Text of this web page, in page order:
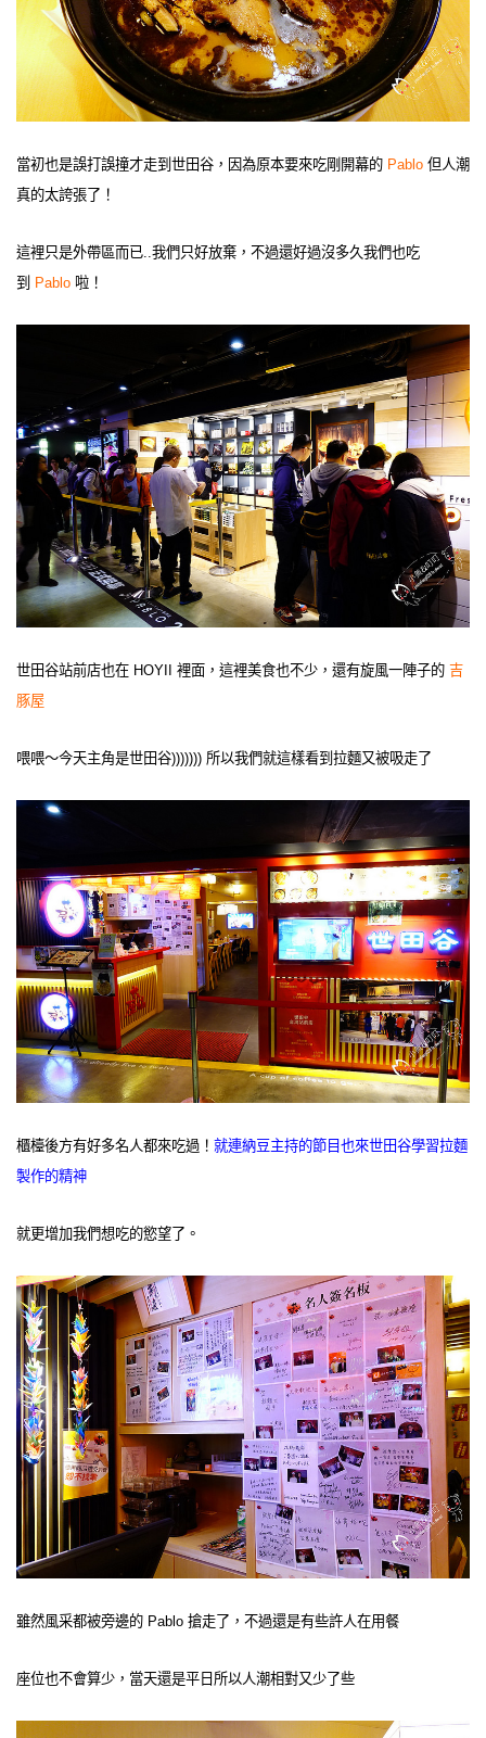
當初也是誤打誤撞才走到世田谷，因為原本要來吃剛開幕的 Pablo 但人潮
真的太誇張了！
這裡只是外帶區而已..我們只好放棄，不過還好過沒多久我們也吃
到 Pablo 啦！
世田谷站前店也在 HOYII 裡面，這裡美食也不少，還有旋風一陣子的 吉
豚屋
喂喂～今天主角是世田谷))))))) 所以我們就這樣看到拉麵又被吸走了
櫃檯後方有好多名人都來吃過！ 就連納豆主持的節目也來世田谷學習拉麵
製作的精神
就更增加我們想吃的慾望了。
雖然風采都被旁邊的 Pablo 搶走了，不過還是有些許人在用餐
座位也不會算少，當天還是平日所以人潮相對又少了些